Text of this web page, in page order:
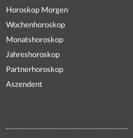
Horoskop Morgen
Wochenhoroskop
Monatshoroskop
Jahreshoroskop
Partnerhoroskop
Aszendent